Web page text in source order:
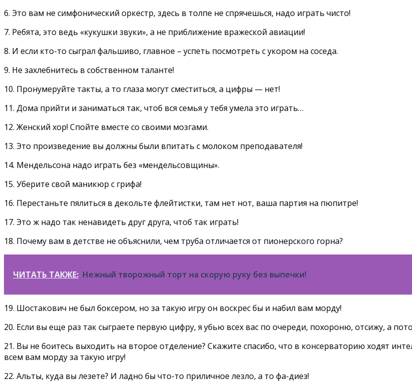
6. Это вам не симфонический оркестр, здесь в толпе не спрячешься, надо играть чисто!
7. Ребята, это ведь «кукушки звуки», а не приближение вражеской авиации!
8. И если кто-то сыграл фальшиво, главное – успеть посмотреть с укором на соседа.
9. Не захлебнитесь в собственном таланте!
10. Пронумеруйте такты, а то глаза могут сместиться, а цифры — нет!
11. Дома прийти и заниматься так, чтоб вся семья у тебя умела это играть…
12. Женский хор! Спойте вместе со своими мозгами.
13. Это произведение вы должны были впитать с молоком преподавателя!
14. Мендельсона надо играть без «мендельсовщины».
15. Уберите свой маникюр с грифа!
16. Перестаньте пялиться в декольте флейтистки, там нет нот, ваша партия на пюпитре!
17. Это ж надо так ненавидеть друг друга, чтоб так играть!
18. Почему вам в детстве не объяснили, чем труба отличается от пионерского горна?
ЧИТАТЬ ТАКЖЕ: Нежный творожный торт на скорую руку без выпечки!
19. Шостакович не был боксером, но за такую игру он воскрес бы и набил вам морду!
20. Если вы еще раз так сыграете первую цифру, я убью всех вас по очереди, похороню, отсижу, а
21. Вы не боитесь выходить на второе отделение? Скажите спасибо, что в консерваторию ходят
всем вам морду за такую игру!
22. Альты, куда вы лезете? И ладно бы что-то приличное лезло, а то фа-диез!